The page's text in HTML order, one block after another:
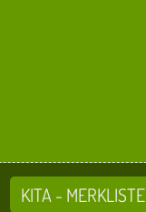
KITA - MERKLISTE